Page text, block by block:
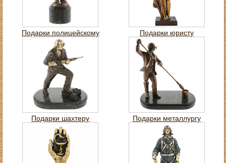
Подарки полицейскому Подарки юристу
Подарки шахтеру Подарки металлургу